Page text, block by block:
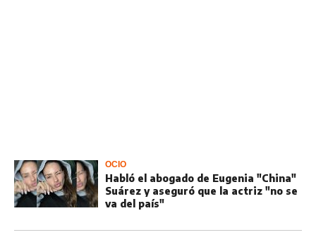
OCIO
Habló el abogado de Eugenia "China"
Suárez y aseguró que la actriz "no se
va del país"